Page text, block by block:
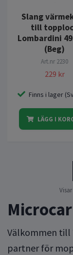
Slang
till
Lombardini
(Beg)
Art.nr 2230
229 kr
Finns i lager
LÄGG I
Välkommen till
partner för